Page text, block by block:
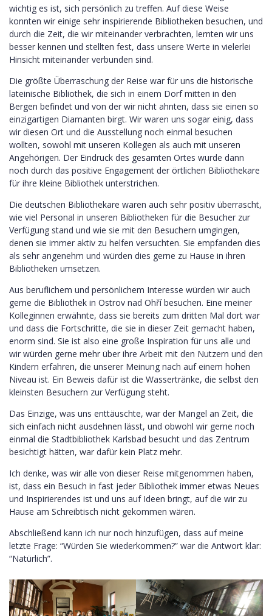
wichtig es ist, sich persönlich zu treffen. Auf diese Weise
konnten wir einige sehr inspirierende Bibliotheken besuchen, und
durch die Zeit, die wir miteinander verbrachten, lernten wir uns
besser kennen und stellten fest, dass unsere Werte in vielerlei
Hinsicht miteinander verbunden sind.
Die größte Überraschung der Reise war für uns die historische
lateinische Bibliothek, die sich in einem Dorf mitten in den
Bergen befindet und von der wir nicht ahnten, dass sie einen so
einzigartigen Diamanten birgt. Wir waren uns sogar einig, dass
wir diesen Ort und die Ausstellung noch einmal besuchen
wollten, sowohl mit unseren Kollegen als auch mit unseren
Angehörigen. Der Eindruck des gesamten Ortes wurde dann
noch durch das positive Engagement der örtlichen Bibliothekare
für ihre kleine Bibliothek unterstrichen.
Die deutschen Bibliothekare waren auch sehr positiv überrascht,
wie viel Personal in unseren Bibliotheken für die Besucher zur
Verfügung stand und wie sie mit den Besuchern umgingen,
denen sie immer aktiv zu helfen versuchten. Sie empfanden dies
als sehr angenehm und würden dies gerne zu Hause in ihren
Bibliotheken umsetzen.
Aus beruflichem und persönlichem Interesse würden wir auch
gerne die Bibliothek in Ostrov nad Ohří besuchen. Eine meiner
Kolleginnen erwähnte, dass sie bereits zum dritten Mal dort war
und dass die Fortschritte, die sie in dieser Zeit gemacht haben,
enorm sind. Sie ist also eine große Inspiration für uns alle und
wir würden gerne mehr über ihre Arbeit mit den Nutzern und den
Kindern erfahren, die unserer Meinung nach auf einem hohen
Niveau ist. Ein Beweis dafür ist die Wassertränke, die selbst den
kleinsten Besuchern zur Verfügung steht.
Das Einzige, was uns enttäuschte, war der Mangel an Zeit, die
sich einfach nicht ausdehnen lässt, und obwohl wir gerne noch
einmal die Stadtbibliothek Karlsbad besucht und das Zentrum
besichtigt hätten, war dafür kein Platz mehr.
Ich denke, was wir alle von dieser Reise mitgenommen haben,
ist, dass ein Besuch in fast jeder Bibliothek immer etwas Neues
und Inspirierendes ist und uns auf Ideen bringt, auf die wir zu
Hause am Schreibtisch nicht gekommen wären.
Abschließend kann ich nur noch hinzufügen, dass auf meine
letzte Frage: “Würden Sie wiederkommen?” war die Antwort klar:
“Natürlich”.